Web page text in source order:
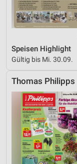
Speisen Highlight
Gültig bis Mi. 30.09.
Thomas Philipps